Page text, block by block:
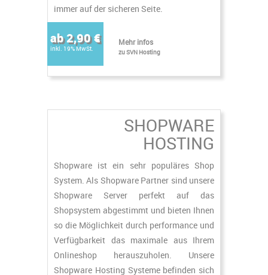
immer auf der sicheren Seite.
ab 2,90 €
inkl. 19% MwSt.
Mehr infos
zu SVN Hosting
SHOPWARE
HOSTING
Shopware ist ein sehr populäres Shop
System. Als Shopware Partner sind unsere
Shopware Server perfekt auf das
Shopsystem abgestimmt und bieten Ihnen
so die Möglichkeit durch performance und
Verfügbarkeit das maximale aus Ihrem
Onlineshop herauszuholen. Unsere
Shopware Hosting Systeme befinden sich